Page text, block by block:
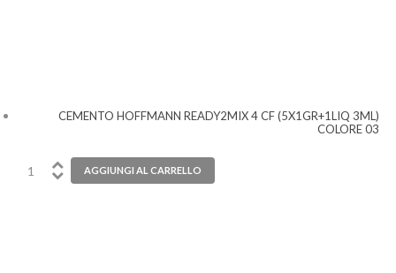
CEMENTO HOFFMANN READY2MIX 4 CF (5X1GR+1LIQ 3ML)
COLORE 03